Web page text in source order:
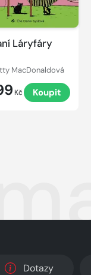
Láryfáry
MacDonaldová
Kč Koupit
Dotazy